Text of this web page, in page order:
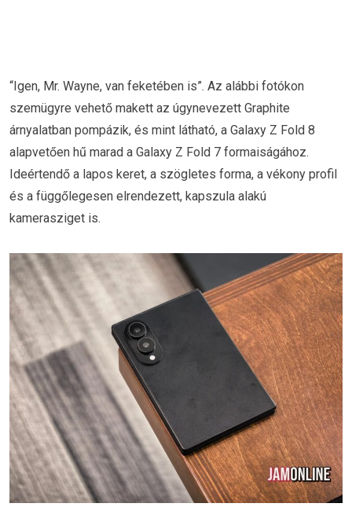
“Igen, Mr. Wayne, van feketében is”. Az alábbi fotókon
szemügyre vehető makett az úgynevezett Graphite
árnyalatban pompázik, és mint látható, a Galaxy Z Fold 8
alapvetően hű marad a Galaxy Z Fold 7 formaiságához.
Ideértendő a lapos keret, a szögletes forma, a vékony profil
és a függőlegesen elrendezett, kapszula alakú
kamerasziget is.